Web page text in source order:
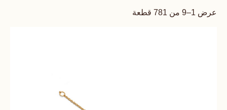
عرض 1–9 من 781 قطعة